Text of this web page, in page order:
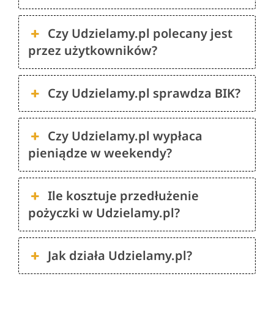
Czy Udzielamy.pl polecany jest
przez użytkowników?
Czy Udzielamy.pl sprawdza BIK?
Czy Udzielamy.pl wypłaca
pieniądze w weekendy?
Ile kosztuje przedłużenie
pożyczki w Udzielamy.pl?
Jak działa Udzielamy.pl?